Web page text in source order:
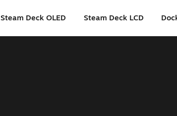
Steam Deck OLED Steam Deck LCD